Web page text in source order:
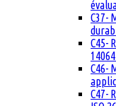
C37-
C45-
C46-
C47-